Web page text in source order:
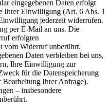
eingegebenen Daten erfolgt
Ihrer Einwilligung (Art. 6 Abs. 1
jederzeit widerrufen.
per E-Mail an uns. Die
erfolgten
vom Widerruf unberührt.
Daten verbleiben bei uns,
Ihre Einwilligung zur
für die Datenspeicherung
Bearbeitung Ihrer Anfrage).
– insbesondere